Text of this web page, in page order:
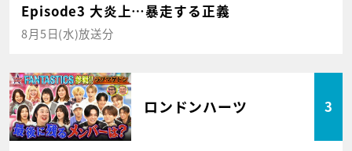
Episode3 大炎上…暴走する正義
8月5日(水)放送分
ロンドンハーツ 3